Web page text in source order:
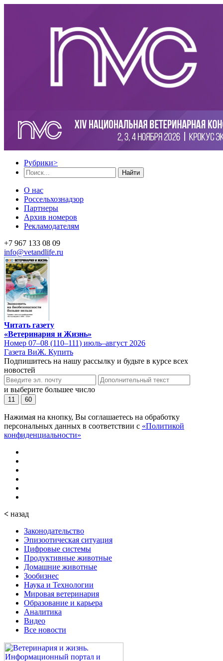
Рубрики>
Найти
О нас
Россельхознадзор
Партнеры
Архив номеров
Рекламодателям
+7 967 133 08 09
info@vetandlife.ru
Читать газету
«Ветеринария и Жизнь»
Номер 07–08 (110–111) июль–август 2026
Газета ВиЖ. Купить
Подпишитесь на нашу рассылку и будьте в курсе всех
новостей
и выберите большее число
11 60
Нажимая на кнопку, Вы соглашаетесь на обработку
персональных данных в соответствии с «Политикой
конфиденциальности»
< назад
Законодательство
Эпизоотическая ситуация
Цифровые системы
Продуктивные животные
Домашние животные
Зообизнес
Наука и Технологии
Мировая ветеринария
Образование и карьера
Аналитика
Видео
Все новости